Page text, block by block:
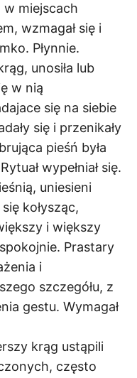
miejscach
wzmagał się i
Płynnie.
unosiła lub
w nią
się na siebie
się i przenikały
pieśń była
wypełniał się.
uniesieni
kołysząc,
i większy
Prastary
i
szczegółu, z
gestu. Wymagał
krąg ustąpili
często